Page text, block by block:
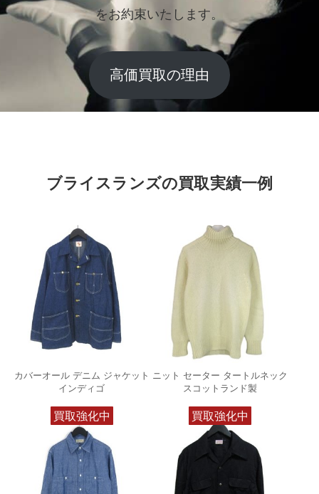
をお約束いたします。
高価買取の理由
ブライスランズの買取実績一例
カバーオール デニム ジャケット
インディゴ
買取強化中
ニット セーター タートルネック
スコットランド製
買取強化中